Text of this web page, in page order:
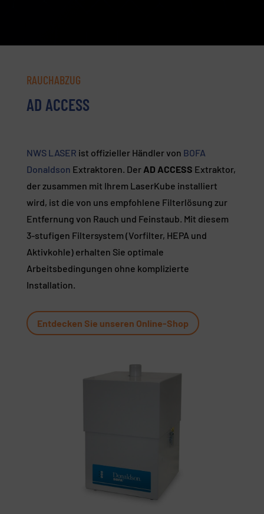
RAUCHABZUG
AD ACCESS
NWS LASER ist offizieller Händler von BOFA
Donaldson Extraktoren. Der AD ACCESS Extraktor,
der zusammen mit Ihrem LaserKube installiert
wird, ist die von uns empfohlene Filterlösung zur
Entfernung von Rauch und Feinstaub. Mit diesem
3-stufigen Filtersystem (Vorfilter, HEPA und
Aktivkohle) erhalten Sie optimale
Arbeitsbedingungen ohne komplizierte
Installation.
Entdecken Sie unseren Online-Shop